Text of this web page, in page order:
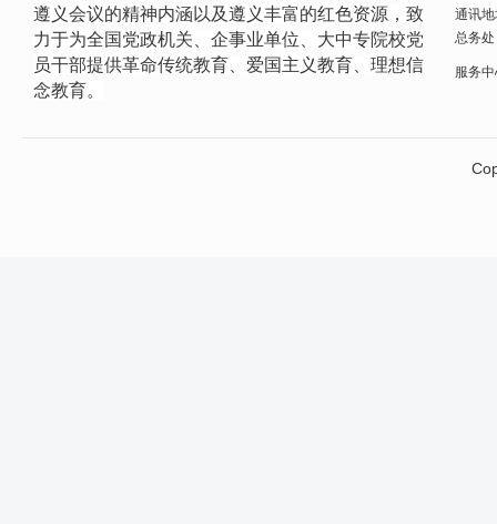
遵义会议的精神内涵以及遵义丰富的红色资源，致
力于为全国党政机关、企事业单位、大中专院校党
员干部提供革命传统教育、爱国主义教育、理想信
念教育。
通讯
总务
服务